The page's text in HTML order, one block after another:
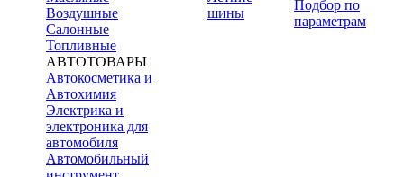
Воздушные
Салонные
Топливные
АВТОТОВАРЫ
Автокосметика и
Автохимия
Электрика и
электроника для
автомобиля
Автомобильный
шины
Подбор по
параметрам